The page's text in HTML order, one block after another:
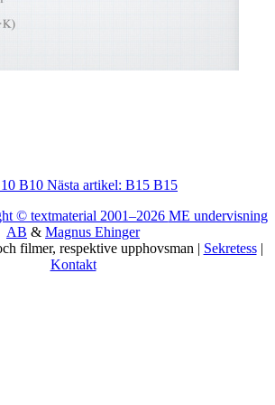
B10 Nästa artikel: B15 B15
© textmaterial 2001–2026 ME undervisning
AB & Magnus Ehinger
filmer, respektive upphovsman | Sekretess|
Kontakt